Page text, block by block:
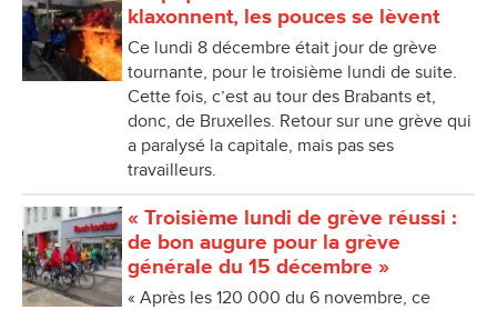
klaxonnent, les pouces se lèvent
Ce lundi 8 décembre était jour de grève
tournante, pour le troisième lundi de suite.
Cette fois, c’est au tour des Brabants et,
donc, de Bruxelles. Retour sur une grève qui
a paralysé la capitale, mais pas ses
travailleurs.
« Troisième lundi de grève réussi :
de bon augure pour la grève
générale du 15 décembre »
« Après les 120 000 du 6 novembre, ce